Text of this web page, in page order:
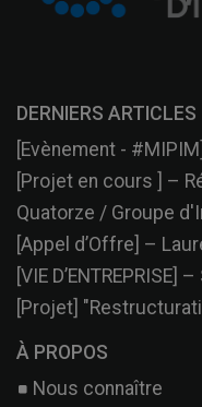
DERNIERS ARTICLES
[Evènement -
[Projet en cours ] –
Quatorze / Groupe
[Appel d’Offre] –
[VIE D’ENTREPRISE]
[Projet]
À PROPOS
Nous connaître